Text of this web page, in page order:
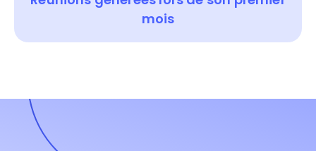
mois